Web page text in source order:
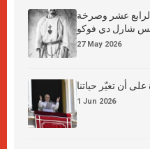
الرابع عشر وصرخة
شارل دي فوكو
27 May 2026
على أن تغيّر حياتنا
1 Jun 2026